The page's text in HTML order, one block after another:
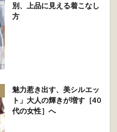
別、上品に見える着こなし
方
魅力惹き出す、美シルエッ
ト」大人の輝きが増す［40
代の女性］へ